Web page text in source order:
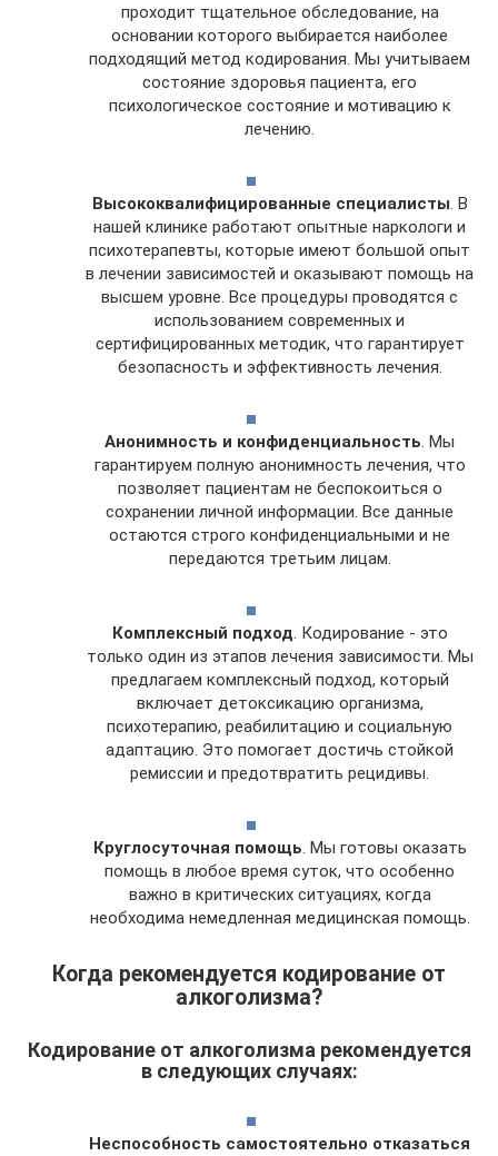
проходит тщательное обследование, на
основании которого выбирается наиболее
подходящий метод кодирования. Мы учитываем
состояние здоровья пациента, его
психологическое состояние и мотивацию к
лечению.
Высококвалифицированные специалисты . В
нашей клинике работают опытные наркологи и
психотерапевты, которые имеют большой опыт
в лечении зависимостей и оказывают помощь на
высшем уровне. Все процедуры проводятся с
использованием современных и
сертифицированных методик, что гарантирует
безопасность и эффективность лечения.
Анонимность и конфиденциальность . Мы
гарантируем полную анонимность лечения, что
позволяет пациентам не беспокоиться о
сохранении личной информации. Все данные
остаются строго конфиденциальными и не
передаются третьим лицам.
Комплексный подход . Кодирование - это
только один из этапов лечения зависимости. Мы
предлагаем комплексный подход, который
включает детоксикацию организма,
психотерапию, реабилитацию и социальную
адаптацию. Это помогает достичь стойкой
ремиссии и предотвратить рецидивы.
Круглосуточная помощь . Мы готовы оказать
помощь в любое время суток, что особенно
важно в критических ситуациях, когда
необходима немедленная медицинская помощь.
Когда рекомендуется кодирование от
алкоголизма?
Кодирование от алкоголизма рекомендуется
в следующих случаях:
Неспособность самостоятельно отказаться